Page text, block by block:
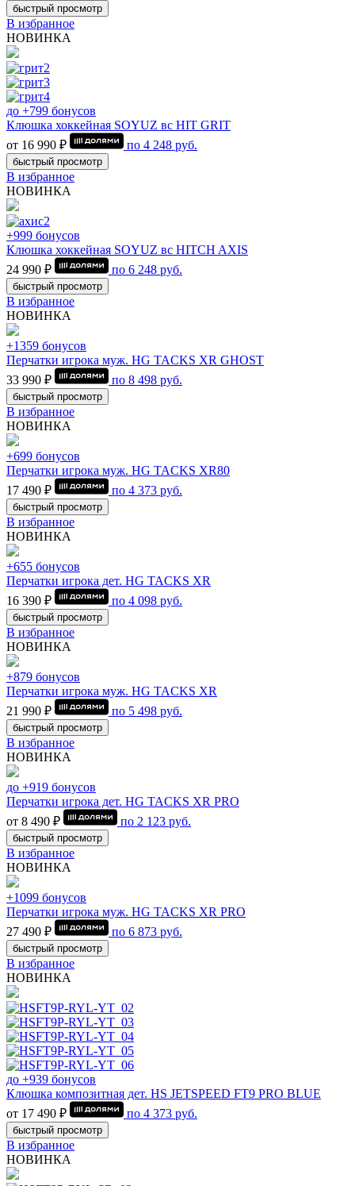
быстрый просмотр
В избранное
НОВИНКА
до +799 бонусов
Клюшка хоккейная SOYUZ вс HIT GRIT
от 16 990 ₽
по 4 248 руб.
быстрый просмотр
В избранное
НОВИНКА
+999 бонусов
Клюшка хоккейная SOYUZ вс HITCH AXIS
24 990 ₽
по 6 248 руб.
быстрый просмотр
В избранное
НОВИНКА
+1359 бонусов
Перчатки игрока муж. HG TACKS XR GHOST
33 990 ₽
по 8 498 руб.
быстрый просмотр
В избранное
НОВИНКА
+699 бонусов
Перчатки игрока муж. HG TACKS XR80
17 490 ₽
по 4 373 руб.
быстрый просмотр
В избранное
НОВИНКА
+655 бонусов
Перчатки игрока дет. HG TACKS XR
16 390 ₽
по 4 098 руб.
быстрый просмотр
В избранное
НОВИНКА
+879 бонусов
Перчатки игрока муж. HG TACKS XR
21 990 ₽
по 5 498 руб.
быстрый просмотр
В избранное
НОВИНКА
до +919 бонусов
Перчатки игрока дет. HG TACKS XR PRO
от 8 490 ₽
по 2 123 руб.
быстрый просмотр
В избранное
НОВИНКА
+1099 бонусов
Перчатки игрока муж. HG TACKS XR PRO
27 490 ₽
по 6 873 руб.
быстрый просмотр
В избранное
НОВИНКА
до +939 бонусов
Клюшка композитная дет. HS JETSPEED FT9 PRO BLUE
от 17 490 ₽
по 4 373 руб.
быстрый просмотр
В избранное
НОВИНКА